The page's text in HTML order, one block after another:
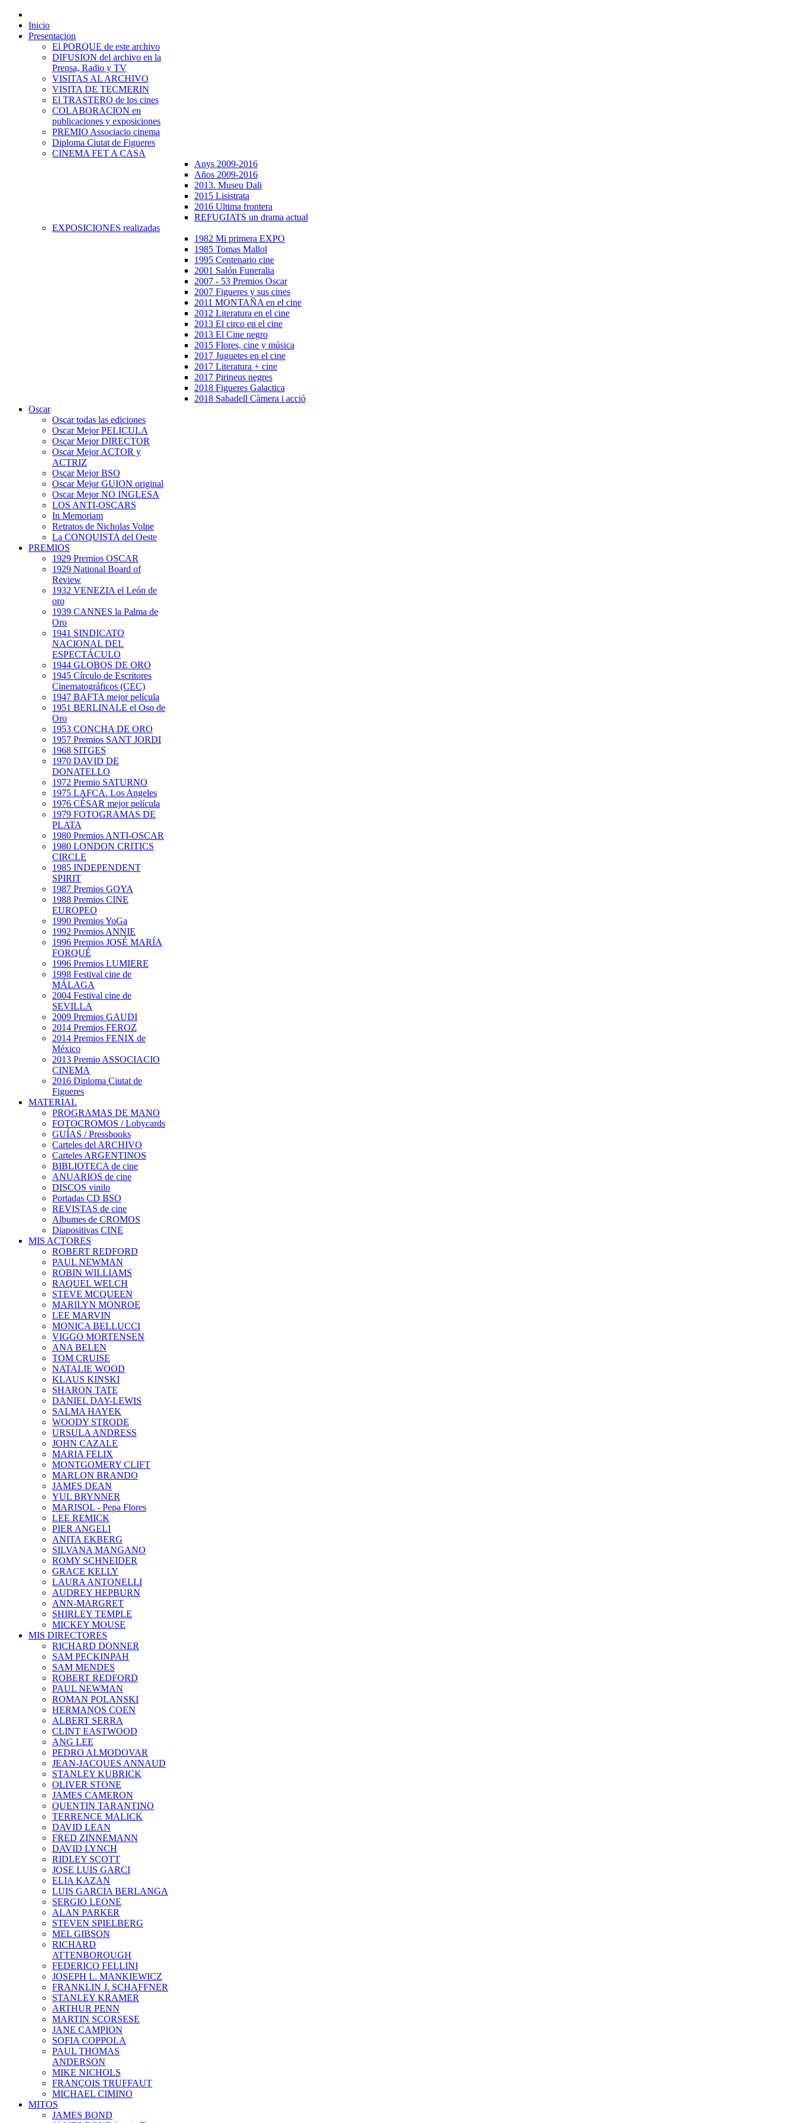
Inicio
Presentacion
El PORQUE de este archivo
DIFUSION del archivo en la
Prensa, Radio y TV
VISITAS AL ARCHIVO
VISITA DE TECMERIN
El TRASTERO de los cines
COLABORACION en
publicaciones y exposiciones
PREMIO Associacio cinema
Diploma Ciutat de Figueres
CINEMA FET A CASA
Anys 2009-2016
Años 2009-2016
2013. Museu Dali
2015 Lisistrata
2016 Ultima frontera
REFUGIATS un drama actual
EXPOSICIONES realizadas
1982 Mi primera EXPO
1985 Tomas Mallol
1995 Centenario cine
2001 Salón Funeralia
2007 - 53 Premios Oscar
2007 Figueres y sus cines
2011 MONTAÑA en el cine
2012 Literatura en el cine
2013 El circo en el cine
2013 El Cine negro
2015 Flores, cine y música
2017 Juguetes en el cine
2017 Literatura + cine
2017 Pirineus negres
2018 Figueres Galactica
2018 Sabadell Càmera i acció
Oscar
Oscar todas las ediciones
Oscar Mejor PELICULA
Oscar Mejor DIRECTOR
Oscar Mejor ACTOR y
ACTRIZ
Oscar Mejor BSO
Oscar Mejor GUION original
Oscar Mejor NO INGLESA
LOS ANTI-OSCARS
In Memoriam
Retratos de Nicholas Volpe
La CONQUISTA del Oeste
PREMIOS
1929 Premios OSCAR
1929 National Board of
Review
1932 VENEZIA el León de
oro
1939 CANNES la Palma de
Oro
1941 SINDICATO
NACIONAL DEL
ESPECTÁCULO
1944 GLOBOS DE ORO
1945 Círculo de Escritores
Cinematográficos (CEC)
1947 BAFTA mejor película
1951 BERLINALE el Oso de
Oro
1953 CONCHA DE ORO
1957 Premios SANT JORDI
1968 SITGES
1970 DAVID DE
DONATELLO
1972 Premio SATURNO
1975 LAFCA. Los Angeles
1976 CÉSAR mejor película
1979 FOTOGRAMAS DE
PLATA
1980 Premios ANTI-OSCAR
1980 LONDON CRITICS
CIRCLE
1985 INDEPENDENT
SPIRIT
1987 Premios GOYA
1988 Premios CINE
EUROPEO
1990 Premios YoGa
1992 Premios ANNIE
1996 Premios JOSÉ MARÍA
FORQUÉ
1996 Premios LUMIERE
1998 Festival cine de
MÁLAGA
2004 Festival cine de
SEVILLA
2009 Premios GAUDI
2014 Premios FEROZ
2014 Premios FENIX de
México
2013 Premio ASSOCIACIO
CINEMA
2016 Diploma Ciutat de
Figueres
MATERIAL
PROGRAMAS DE MANO
FOTOCROMOS / Lobycards
GUÍAS / Pressbooks
Carteles del ARCHIVO
Carteles ARGENTINOS
BIBLIOTECA de cine
ANUARIOS de cine
DISCOS vinilo
Portadas CD BSO
REVISTAS de cine
Albumes de CROMOS
Diapositivas CINE
MIS ACTORES
ROBERT REDFORD
PAUL NEWMAN
ROBIN WILLIAMS
RAQUEL WELCH
STEVE MCQUEEN
MARILYN MONROE
LEE MARVIN
MONICA BELLUCCI
VIGGO MORTENSEN
ANA BELEN
TOM CRUISE
NATALIE WOOD
KLAUS KINSKI
SHARON TATE
DANIEL DAY-LEWIS
SALMA HAYEK
WOODY STRODE
URSULA ANDRESS
JOHN CAZALE
MARIA FELIX
MONTGOMERY CLIFT
MARLON BRANDO
JAMES DEAN
YUL BRYNNER
MARISOL - Pepa Flores
LEE REMICK
PIER ANGELI
ANITA EKBERG
SILVANA MANGANO
ROMY SCHNEIDER
GRACE KELLY
LAURA ANTONELLI
AUDREY HEPBURN
ANN-MARGRET
SHIRLEY TEMPLE
MICKEY MOUSE
MIS DIRECTORES
RICHARD DONNER
SAM PECKINPAH
SAM MENDES
ROBERT REDFORD
PAUL NEWMAN
ROMAN POLANSKI
HERMANOS COEN
ALBERT SERRA
CLINT EASTWOOD
ANG LEE
PEDRO ALMODOVAR
JEAN-JACQUES ANNAUD
STANLEY KUBRICK
OLIVER STONE
JAMES CAMERON
QUENTIN TARANTINO
TERRENCE MALICK
DAVID LEAN
FRED ZINNEMANN
DAVID LYNCH
RIDLEY SCOTT
JOSE LUIS GARCI
ELIA KAZAN
LUIS GARCIA BERLANGA
SERGIO LEONE
ALAN PARKER
STEVEN SPIELBERG
MEL GIBSON
RICHARD
ATTENBOROUGH
FEDERICO FELLINI
JOSEPH L. MANKIEWICZ
FRANKLIN J. SCHAFFNER
STANLEY KRAMER
ARTHUR PENN
MARTIN SCORSESE
JANE CAMPION
SOFIA COPPOLA
PAUL THOMAS
ANDERSON
MIKE NICHOLS
FRANÇOIS TRUFFAUT
MICHAEL CIMINO
MITOS
JAMES BOND